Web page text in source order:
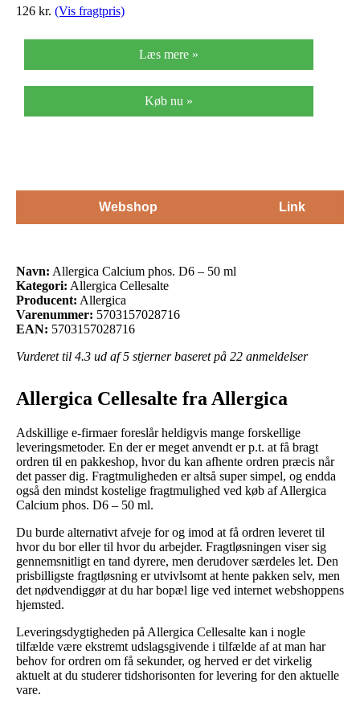
126 kr. (Vis fragtpris)
Læs mere »
Køb nu »
Webshop Link
Navn: Allergica Calcium phos. D6 – 50 ml
Kategori: Allergica Cellesalte
Producent: Allergica
Varenummer: 5703157028716
EAN: 5703157028716
Vurderet til 4.3 ud af 5 stjerner baseret på 22 anmeldelser
Allergica Cellesalte fra Allergica
Adskillige e-firmaer foreslår heldigvis mange forskellige
leveringsmetoder. En der er meget anvendt er p.t. at få bragt
ordren til en pakkeshop, hvor du kan afhente ordren præcis når
det passer dig. Fragtmuligheden er altså super simpel, og endda
også den mindst kostelige fragtmulighed ved køb af Allergica
Calcium phos. D6 – 50 ml.
Du burde alternativt afveje for og imod at få ordren leveret til
hvor du bor eller til hvor du arbejder. Fragtløsningen viser sig
gennemsnitligt en tand dyrere, men derudover særdeles let. Den
prisbilligste fragtløsning er utvivlsomt at hente pakken selv, men
det nødvendiggør at du har bopæl lige ved internet webshoppens
hjemsted.
Leveringsdygtigheden på Allergica Cellesalte kan i nogle
tilfælde være ekstremt udslagsgivende i tilfælde af at man har
behov for ordren om få sekunder, og herved er det virkelig
aktuelt at du studerer tidshorisonten for levering for den aktuelle
vare.